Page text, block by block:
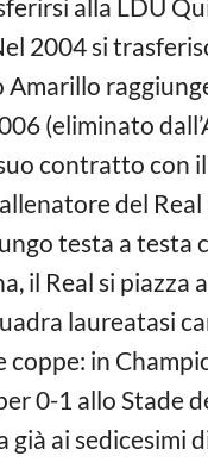
alla LDU
2004 si
Amarillo
(eliminato
contratto con
del
testa a
il Real si
laureatasi
coppe: in
0-1 allo Stade
già ai sedicesimi